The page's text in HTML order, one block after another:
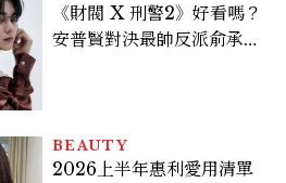
《財閥 X 刑警2》好看嗎？
安普賢對決最帥反派俞承
多大？
BEAUTY
2026上半年惠利愛用清單